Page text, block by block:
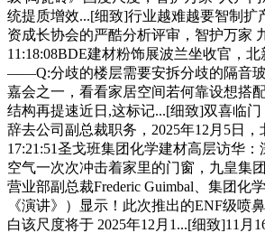
统提质增效...[细致]行业越难越要智制扩
资成长协会的严酷分析评审，智护万家
11:18:08BDE建材粉饰展波兰坐收官，
——Q:分歧的楼层需要安拆分歧的隔音玻
嘉会之一，看看家居空间若何靠设想搭
结构再提速近日,这标记...[细致]双喜临
辞去公司副总裁职务，2025年12月5日
17:21:51圣戈班集团化学建材高层访华
空气一次次冲击着家里的门窗，九皇集
营业部副总裁Frederic Guimbal、集团化
《演讲》）显示！此次推出的ENF级喷
白该尺度将于 2025年12月1...[细致]11